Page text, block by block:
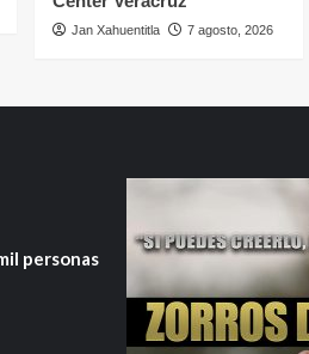
Jan Xahuentitla 7 agosto, 2026
personas